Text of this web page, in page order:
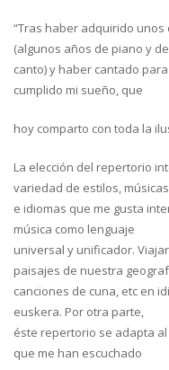
“Tras haber adquirido
(algunos años de piano y de
canto) y haber cantado
cumplido mi sueño, que
hoy comparto con toda la
La elección del repertorio
variedad de estilos, músicas
e idiomas que me gusta
música como lenguaje
universal y unificador.
paisajes de nuestra
canciones de cuna, etc en
euskera. Por otra parte,
éste repertorio se adapta
que me han escuchado